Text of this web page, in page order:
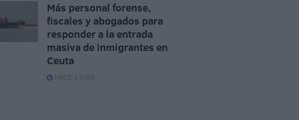
Más personal forense,
fiscales y abogados para
responder a la entrada
masiva de inmigrantes en
Ceuta
HACE 3 DÍAS